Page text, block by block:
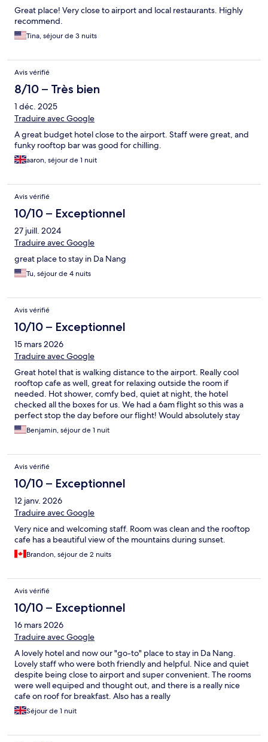
Great place! Very close to airport and local restaurants. Highly
recommend.
Tina, séjour de 3 nuits
Avis vérifié
8/10 – Très bien
1 déc. 2025
Traduire avec Google
A great budget hotel close to the airport. Staff were great, and
funky rooftop bar was good for chilling.
aaron, séjour de 1 nuit
Avis vérifié
10/10 – Exceptionnel
27 juill. 2024
Traduire avec Google
great place to stay in Da Nang
Tu, séjour de 4 nuits
Avis vérifié
10/10 – Exceptionnel
15 mars 2026
Traduire avec Google
Great hotel that is walking distance to the airport. Really cool
rooftop cafe as well, great for relaxing outside the room if
needed. Hot shower, comfy bed, quiet at night, the hotel
checked all the boxes for us. We had a 6am flight so this was a
perfect stop the day before our flight! Would absolutely stay
here again.
Benjamin, séjour de 1 nuit
Avis vérifié
10/10 – Exceptionnel
12 janv. 2026
Traduire avec Google
Very nice and welcoming staff. Room was clean and the rooftop
cafe has a beautiful view of the mountains during sunset.
Brandon, séjour de 2 nuits
Avis vérifié
10/10 – Exceptionnel
16 mars 2026
Traduire avec Google
A lovely hotel and now our "go-to" place to stay in Da Nang.
Lovely staff who were both friendly and helpful. Nice and quiet
despite being close to airport and super convenient. The rooms
were well equiped and thought out, and there is a really nice
cafe on roof for breakfast. Also has a really
Séjour de 1 nuit